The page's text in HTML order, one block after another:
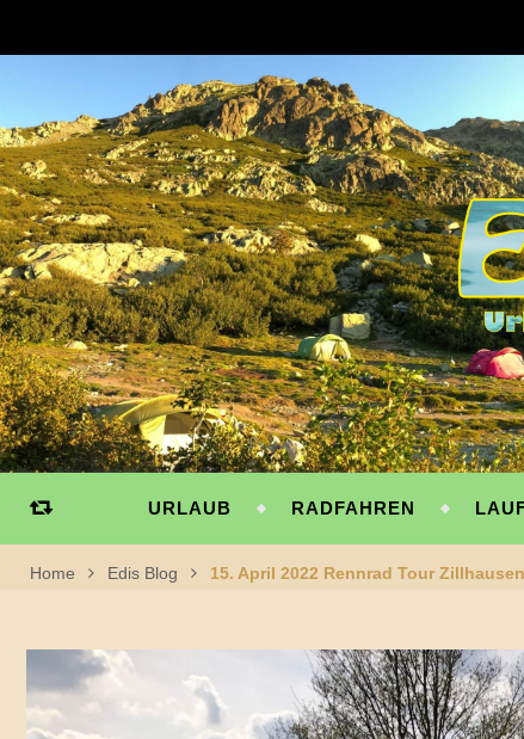
URLAUB RADFAHREN
Home Edis Blog 15. April 2022 Rennrad Tour